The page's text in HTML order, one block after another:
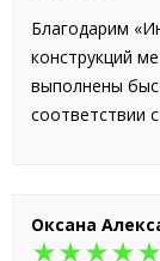
Благодарим
конструкций
выполнены
соответствии
Оксана
★★★★★